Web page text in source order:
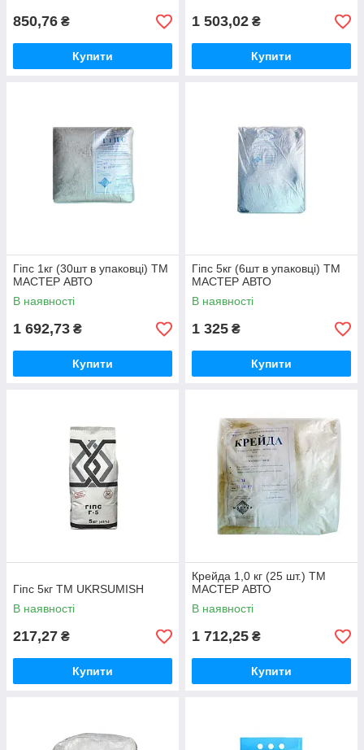
850,76 ₴
Купити
1 503,02 ₴
Купити
Гіпс 1кг (30шт в упаковці) ТМ
МАСТЕР АВТО
В наявності
1 692,73 ₴
Купити
Гіпс 5кг (6шт в упаковці) ТМ
МАСТЕР АВТО
В наявності
1 325 ₴
Купити
Гіпс 5кг ТМ UKRSUMISH
В наявності
217,27 ₴
Купити
Крейда 1,0 кг (25 шт.) ТМ
МАСТЕР АВТО
В наявності
1 712,25 ₴
Купити